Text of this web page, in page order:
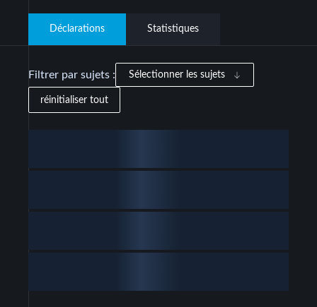
Déclarations Statistiques
Filtrer par sujets : Sélectionner les sujets
réinitialiser tout